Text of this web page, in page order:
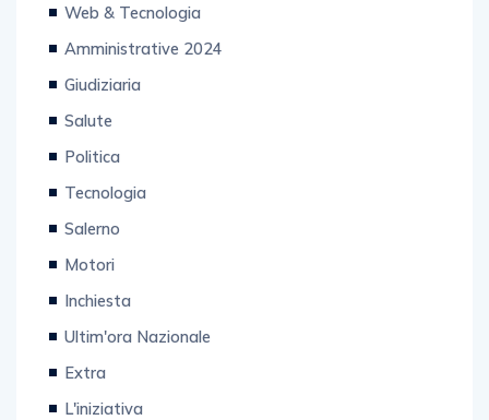
Web & Tecnologia
Amministrative 2024
Giudiziaria
Salute
Politica
Tecnologia
Salerno
Motori
Inchiesta
Ultim'ora Nazionale
Extra
L'iniziativa